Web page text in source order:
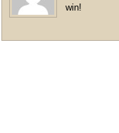
win!